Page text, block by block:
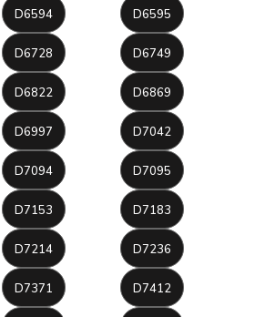
D6594 D6595
D6728 D6749
D6822 D6869
D6997 D7042
D7094 D7095
D7153 D7183
D7214 D7236
D7371 D7412